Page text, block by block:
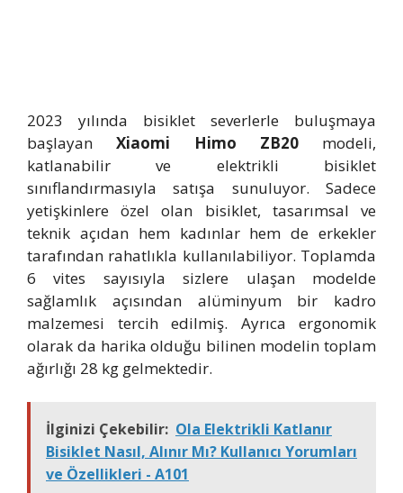
2023 yılında bisiklet severlerle buluşmaya
başlayanXiaomi Himo ZB20modeli,
katlanabilir ve elektrikli bisiklet
sınıflandırmasıyla satışa sunuluyor. Sadece
yetişkinlere özel olan bisiklet, tasarımsal ve
teknik açıdan hem kadınlar hem de erkekler
tarafından rahatlıkla kullanılabiliyor. Toplamda
6 vites sayısıyla sizlere ulaşan modelde
sağlamlık açısından alüminyum bir kadro
malzemesi tercih edilmiş. Ayrıca ergonomik
olarak da harika olduğu bilinen modelin toplam
ağırlığı 28 kg gelmektedir.
İlginizi Çekebilir: Ola Elektrikli Katlanır
Bisiklet Nasıl, Alınır Mı? Kullanıcı Yorumları
ve Özellikleri - A101